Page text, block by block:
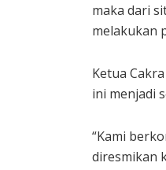
maka dari
melakukan
Ketua
ini menjadi
“Kami
diresmikan